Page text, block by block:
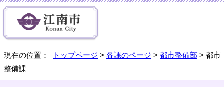
現在の位置： トップページ > 各課のページ > 都市整備部 > 都市
整備課